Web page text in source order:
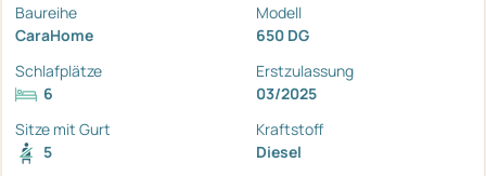
Baureihe
CaraHome
Modell
650 DG
Schlafplätze
6
Erstzulassung
03/2025
Sitze mit Gurt
5
Kraftstoff
Diesel